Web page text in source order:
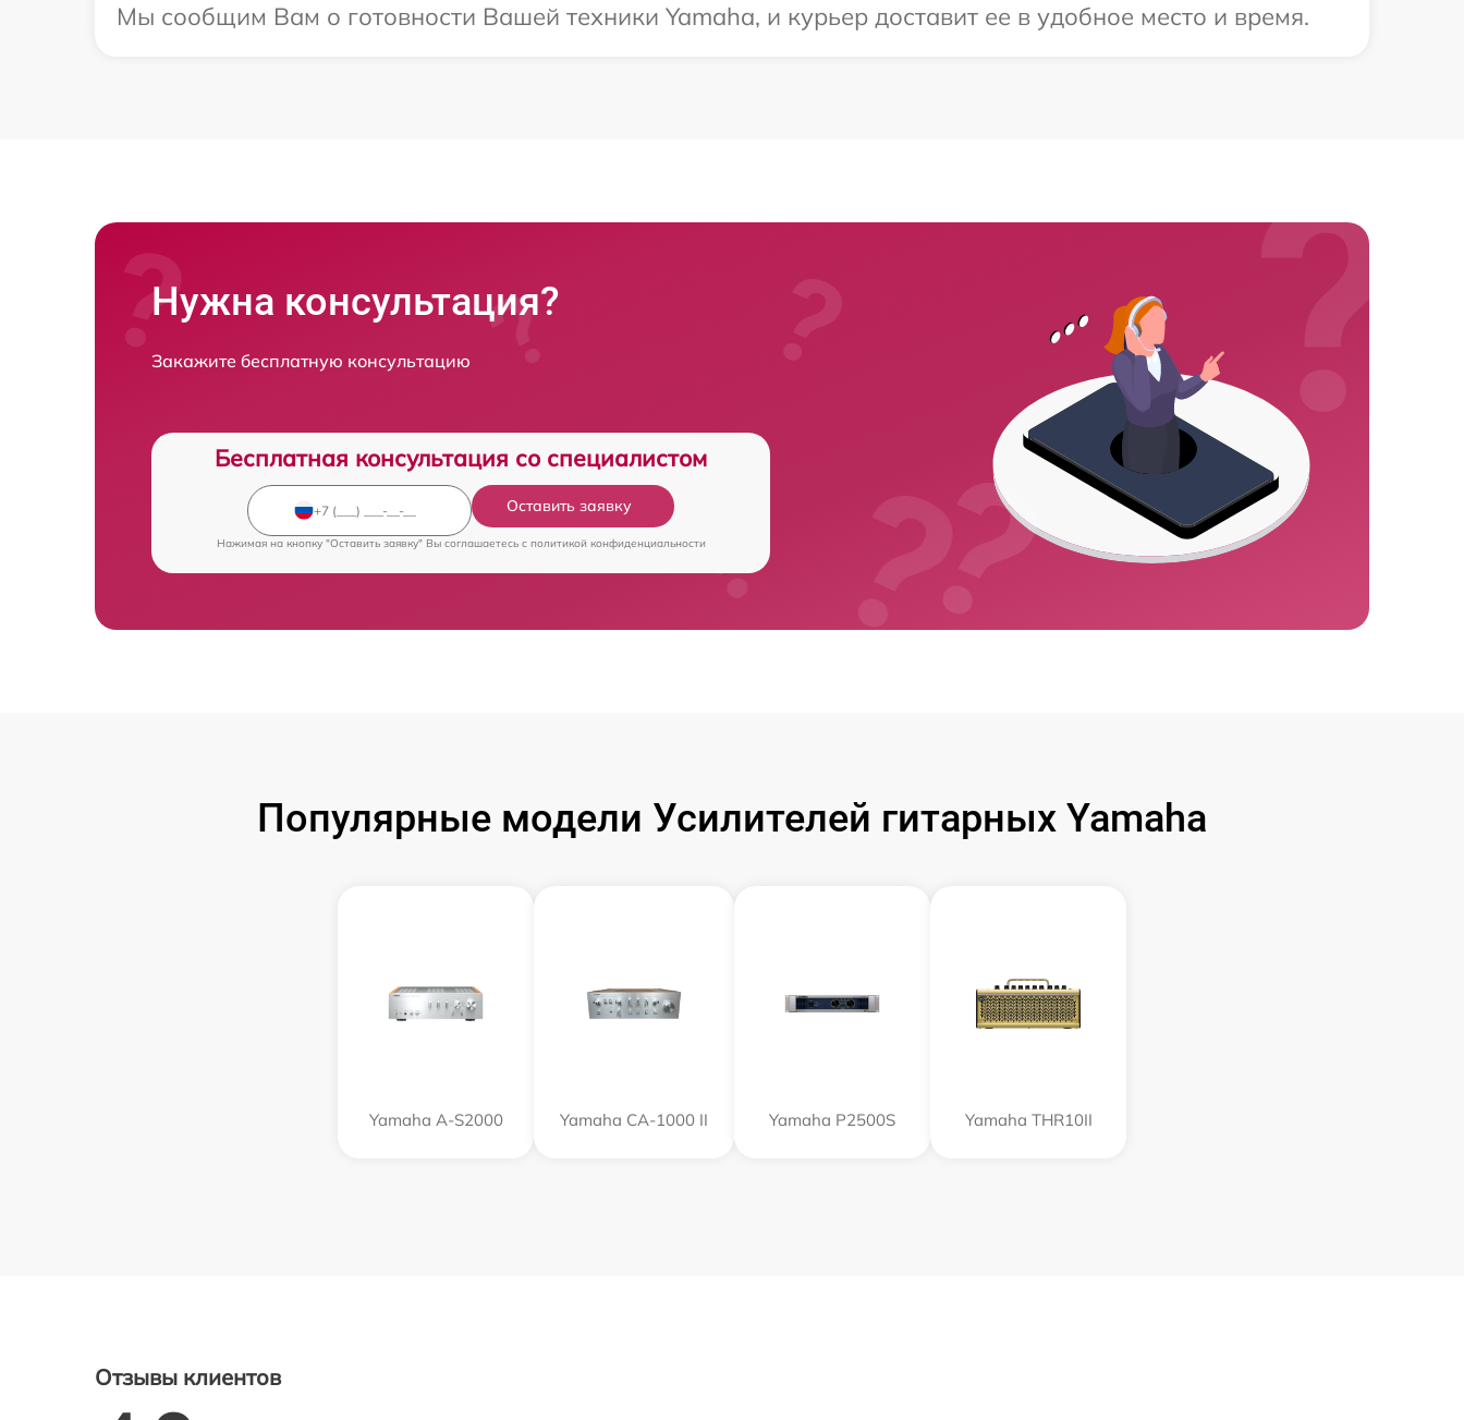
Мы сообщим Вам о готовности Вашей техники Yamaha, и курьер доставит ее в удобное место и время.
Нужна консультация?
Закажите бесплатную консультацию
Бесплатная консультация со специалистом
Оставить заявку
Нажимая на кнопку "Оставить заявку" Вы соглашаетесь c политикой конфиденциальности
Популярные модели Усилителей гитарных Yamaha
Yamaha A-S2000 Yamaha CA-1000 II Yamaha P2500S Yamaha THR10II
Отзывы клиентов